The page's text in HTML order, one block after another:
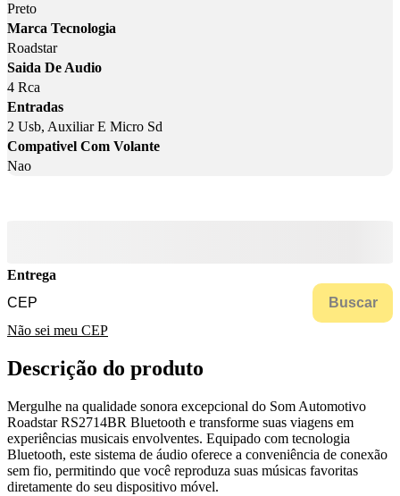
Preto
Marca Tecnologia
Roadstar
Saida De Audio
4 Rca
Entradas
2 Usb, Auxiliar E Micro Sd
Compativel Com Volante
Nao
Entrega
Buscar
Não sei meu CEP
Descrição do produto
Mergulhe na qualidade sonora excepcional do Som Automotivo
Roadstar RS2714BR Bluetooth e transforme suas viagens em
experiências musicais envolventes. Equipado com tecnologia
Bluetooth, este sistema de áudio oferece a conveniência de conexão
sem fio, permitindo que você reproduza suas músicas favoritas
diretamente do seu dispositivo móvel.